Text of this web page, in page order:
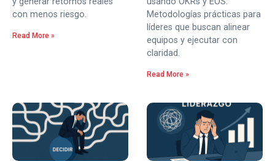
con menos riesgo.
Read More »
Metodologías prácticas para
líderes que buscan alinear
equipos y ejecutar con
claridad.
Read More »